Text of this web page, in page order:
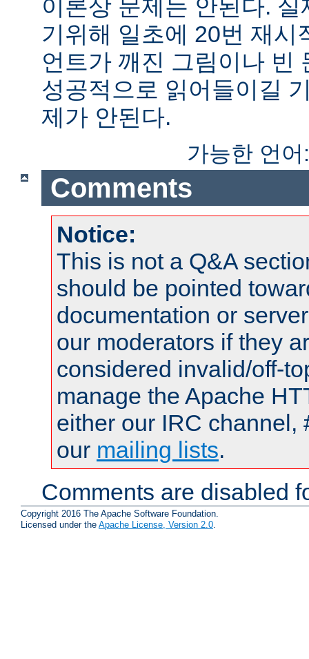
이론상 문제는 안된다.
기위해 일초에 20번 재시
언트가 깨진 그림이나 빈
성공적으로 읽어들이길
제가 안된다.
가능한 언
Comments
Notice:
This is not a Q&A
should be pointed
documentation or
our moderators if they
considered invalid/off-
manage the Apache
either our IRC channel,
our mailing lists.
Comments are disabled
Copyright 2016 The Apache Software Foundation.
Licensed under the Apache License, Version 2.0.